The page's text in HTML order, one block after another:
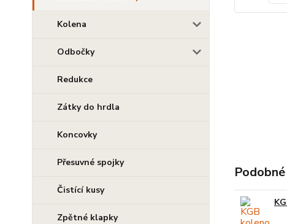
Kolena
Odbočky
Redukce
Zátky do hrdla
Koncovky
Přesuvné spojky
Čistící kusy
Zpětné klapky